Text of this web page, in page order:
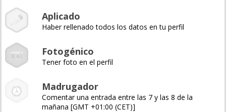
Aplicado
Haber rellenado todos los datos en tu perfil
Fotogénico
Tener foto en el perfil
Madrugador
Comentar una entrada entre las 7 y las 8 de la
mañana [GMT +01:00 (CET)]